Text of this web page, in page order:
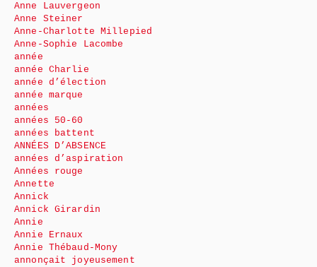
Anne Lauvergeon
Anne Steiner
Anne-Charlotte Millepied
Anne-Sophie Lacombe
année
année Charlie
année d’élection
année marque
années
années 50-60
années battent
ANNÉES D’ABSENCE
années d’aspiration
Années rouge
Annette
Annick
Annick Girardin
Annie
Annie Ernaux
Annie Thébaud-Mony
annonçait joyeusement